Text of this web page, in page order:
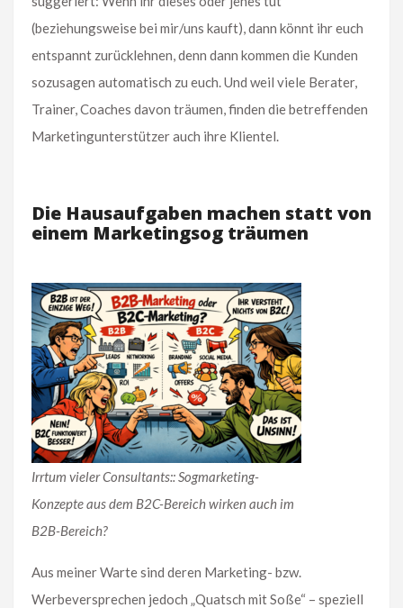
(beziehungsweise bei mir/uns kauft), dann könnt ihr euch
entspannt zurücklehnen, denn dann kommen die Kunden
sozusagen automatisch zu euch. Und weil viele Berater,
Trainer, Coaches davon träumen, finden die betreffenden
Marketingunterstützer auch ihre Klientel.
Die Hausaufgaben machen statt von
einem Marketingsog träumen
Irrtum vieler Consultants:: Sogmarketing-
Konzepte aus dem B2C-Bereich wirken auch im
B2B-Bereich?
Aus meiner Warte sind deren Marketing- bzw.
Werbeversprechen jedoch „Quatsch mit Soße“ – speziell